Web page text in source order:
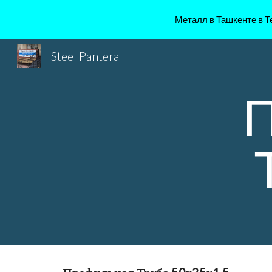
Металл в Ташкенте в
Steel Pantera